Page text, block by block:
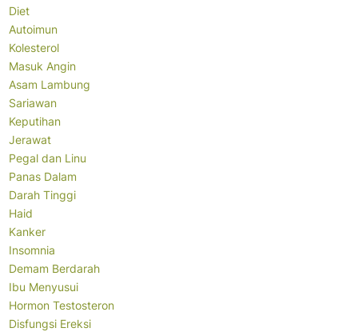
Diet
Autoimun
Kolesterol
Masuk Angin
Asam Lambung
Sariawan
Keputihan
Jerawat
Pegal dan Linu
Panas Dalam
Darah Tinggi
Haid
Kanker
Insomnia
Demam Berdarah
Ibu Menyusui
Hormon Testosteron
Disfungsi Ereksi